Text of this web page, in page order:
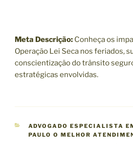
Meta Descrição: Conheça os
Operação Lei Seca nos feriados,
conscientização do trânsito
estratégicas envolvidas.
C
A
ADVOGADO ESPECIALISTA
PAULO O MELHOR